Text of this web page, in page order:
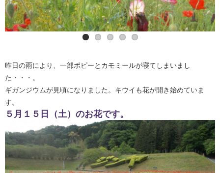
昨日の雨により、一部ポピーとカモミールが寝てしまいまし
た・・・。
ギガンジウムが見頃になりました。キウイも花が開き始めていま
す。
５月１５日（土）のお花です。